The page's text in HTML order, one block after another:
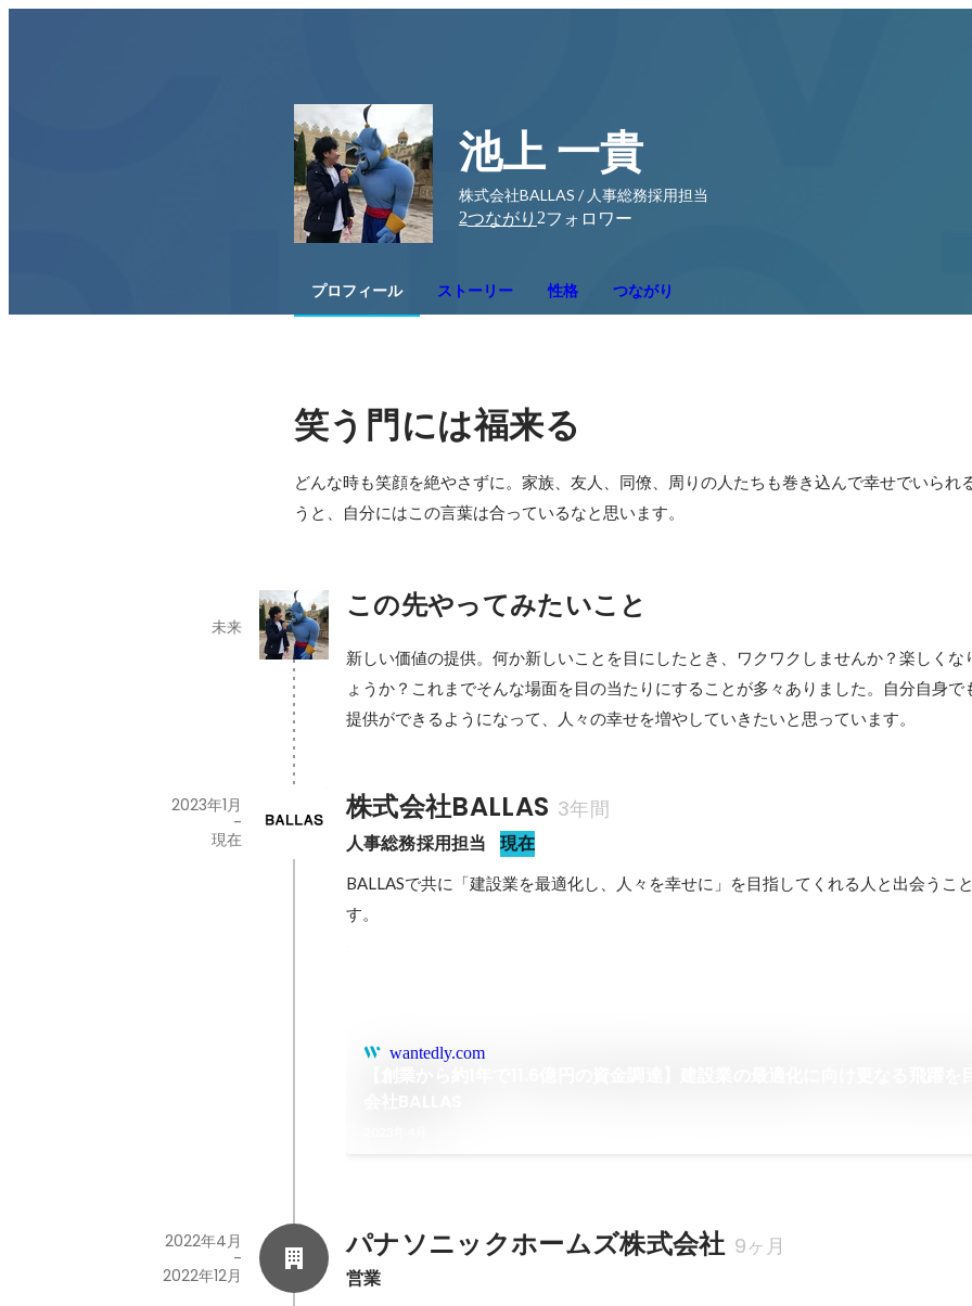
池上 一貴
株式会社BALLAS / 人事総務採用担当
2つながり 2フォロワー
プロフィール ストーリー 性格 つながり
笑う門には福来る
どんな時も笑顔を絶やさずに。家族、友人、同僚、周りの人たちも巻き込んで幸せでいられ
うと、自分にはこの言葉は合っているなと思います。
この先やってみたいこと
未来
新しい価値の提供。何か新しいことを目にしたとき、ワクワクしませんか？楽しくな
ょうか？これまでそんな場面を目の当たりにすることが多々ありました。自分自身で
提供ができるようになって、人々の幸せを増やしていきたいと思っています。
株式会社BALLAS 3年間
人事総務採用担当 現在
2023年1月
-
現在
BALLASで共に「建設業を最適化し、人々を幸せに」を目指してくれる人と出会うこ
す。
wantedly.com
パナソニックホームズ株式会社 9ヶ月
営業
2022年4月
-
2022年12月